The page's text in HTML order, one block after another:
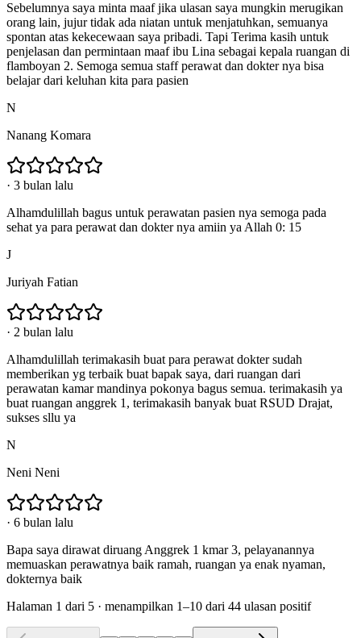
Sebelumnya saya minta maaf jika ulasan saya mungkin merugikan
orang lain, jujur tidak ada niatan untuk menjatuhkan, semuanya
spontan atas kekecewaan saya pribadi. Tapi Terima kasih untuk
penjelasan dan permintaan maaf ibu Lina sebagai kepala ruangan di
flamboyan 2. Semoga semua staff perawat dan dokter nya bisa
belajar dari keluhan kita para pasien
N
Nanang Komara
· 3 bulan lalu
Alhamdulillah bagus untuk perawatan pasien nya semoga pada
sehat ya para perawat dan dokter nya amiin ya Allah 0: 15
J
Juriyah Fatian
· 2 bulan lalu
Alhamdulillah terimakasih buat para perawat dokter sudah
memberikan yg terbaik buat bapak saya, dari ruangan dari
perawatan kamar mandinya pokonya bagus semua. terimakasih ya
buat ruangan anggrek 1, terimakasih banyak buat RSUD Drajat,
sukses sllu ya
N
Neni Neni
· 6 bulan lalu
Bapa saya dirawat diruang Anggrek 1 kmar 3, pelayanannya
memuaskan perawatnya baik ramah, ruangan ya enak nyaman,
dokternya baik
Halaman 1 dari 5 · menampilkan 1–10 dari 44 ulasan positif